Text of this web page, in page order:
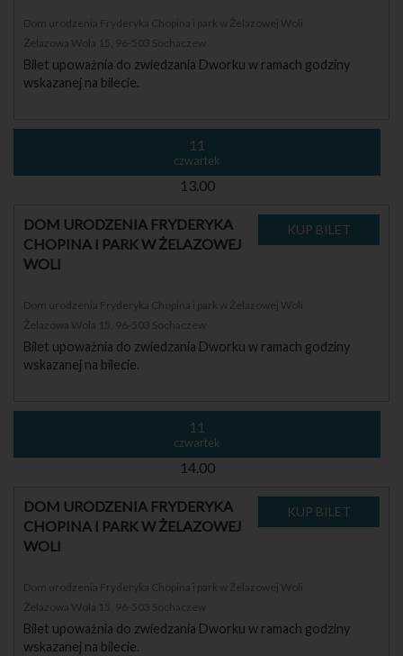
Dom urodzenia Fryderyka Chopina i park w Żelazowej Woli
Żelazowa Wola 15, 96-503 Sochaczew
Bilet upoważnia do zwiedzania Dworku w ramach godziny
wskazanej na bilecie.
11
czwartek
13.00
DOM URODZENIA FRYDERYKA
CHOPINA I PARK W ŻELAZOWEJ
WOLI
Dom urodzenia Fryderyka Chopina i park w Żelazowej Woli
Żelazowa Wola 15, 96-503 Sochaczew
Bilet upoważnia do zwiedzania Dworku w ramach godziny
wskazanej na bilecie.
11
czwartek
14.00
DOM URODZENIA FRYDERYKA
CHOPINA I PARK W ŻELAZOWEJ
WOLI
Dom urodzenia Fryderyka Chopina i park w Żelazowej Woli
Żelazowa Wola 15, 96-503 Sochaczew
Bilet upoważnia do zwiedzania Dworku w ramach godziny
wskazanej na bilecie.